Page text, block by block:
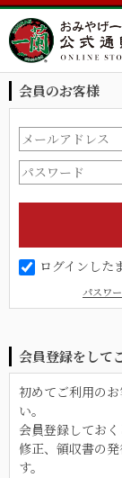
会員のお客様
ログインした
パスワ
会員登録をして
初めてご利用の
い。
会員登録してお
修正、領収書の
す。